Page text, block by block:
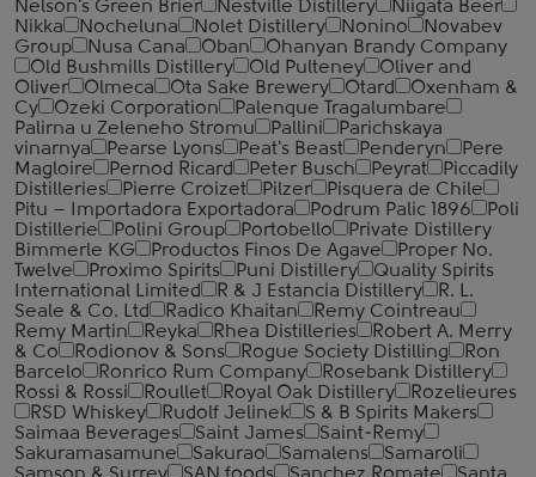
Nelson's Green Brier
Nestville Distillery
Niigata Beer
Nikka
Nocheluna Nolet Distillery Nonino
Novabev
Group
Nusa Cana Oban
Ohanyan Brandy Company
Old Bushmills Distillery
Old Pulteney
Oliver and
Oliver
Olmeca Ota Sake Brewery Otard
Oxenham &
Cy
Ozeki Corporation
Palenque Tragalumbare
Palirna u Zeleneho Stromu
Pallini
Parichskaya
vinarnya
Pearse Lyons Peat's Beast Penderyn
Pere
Magloire
Pernod Ricard Peter Busch Peyrat
Piccadily
Distilleries
Pierre Croizet Pilzer
Pisquera de Chile
Pitu – Importadora Exportadora
Podrum Palic 1896
Poli
Distillerie
Polini Group Portobello
Private Distillery
Bimmerle KG
Productos Finos De Agave
Proper No.
Twelve
Proximo Spirits Puni Distillery
Quality Spirits
International Limited
R & J Estancia Distillery
R. L.
Seale & Co. Ltd
Radico Khaitan
Remy Cointreau
Remy Martin
Reyka Rhea Distilleries
Robert A. Merry
& Co
Rodionov & Sons Rogue Society Distilling
Ron
Barcelo
Ronrico Rum Company
Rosebank Distillery
Rossi & Rossi
Roullet Royal Oak Distillery
Rozelieures
RSD Whiskey
Rudolf Jelinek
S & B Spirits Makers
Saimaa Beverages
Saint James
Saint-Remy
Sakuramasamune
Sakurao Samalens
Samaroli